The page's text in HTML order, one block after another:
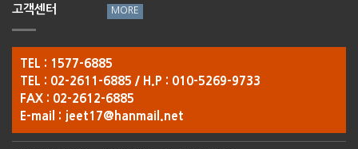
고객센터
TEL : 1577-6885
TEL : 02-2611-6885 / H.P : 010-5269-9733
FAX : 02-2612-6885
E-mail : jeet17@hanmail.net